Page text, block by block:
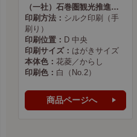
（一社）石巻圏観光推進機構様
印刷方法： シルク印刷（手
刷り）
印刷位置： D 中央
印刷サイズ： はがきサイズ
本体色： 花菱／からし
印刷色： 白（No.2）
商品ページへ